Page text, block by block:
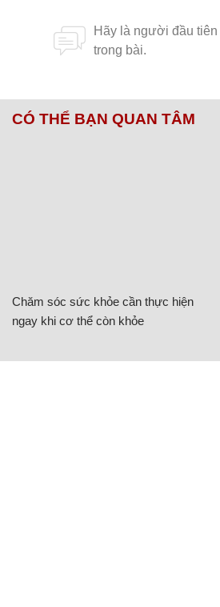
CÓ THỂ BẠN QUAN TÂM
Chăm sóc sức khỏe cần thực hiện
ngay khi cơ thể còn khỏe